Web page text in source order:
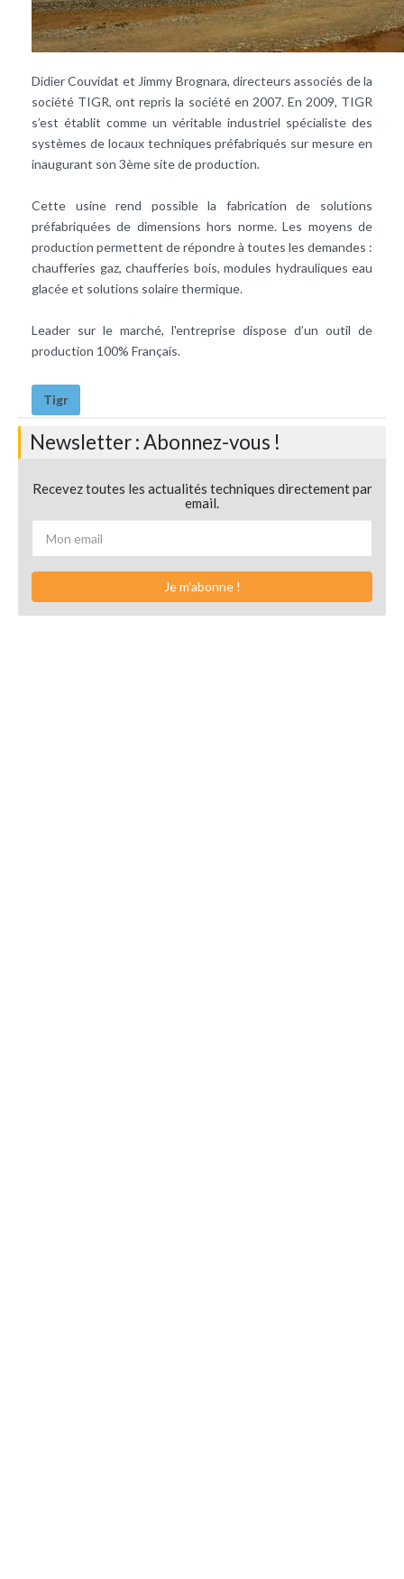
Didier Couvidat et Jimmy Brognara, directeurs associés de la
société TIGR, ont repris la société en 2007. En 2009, TIGR
s’est établit comme un véritable industriel spécialiste des
systèmes de locaux techniques préfabriqués sur mesure en
inaugurant son 3ème site de production.
Cette usine rend possible la fabrication de solutions
préfabriquées de dimensions hors norme. Les moyens de
production permettent de répondre à toutes les demandes :
chaufferies gaz, chaufferies bois, modules hydrauliques eau
glacée et solutions solaire thermique.
Leader sur le marché, l'entreprise dispose d’un outil de
production 100% Français.
Tigr
Newsletter : Abonnez-vous !
Recevez toutes les actualités techniques directement par
email.
Je m'abonne !